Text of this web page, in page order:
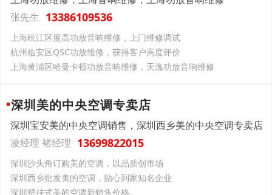
张先生 13386109536
上海松江区度高功放音响维修，上门维修调试
杭州临安区QSC功放维修，获得客户高度评价
上海黄浦区哈曼卡顿功放音响维修，天逸功放音响维修
深圳美的中央空调专卖店
深圳宝安美的中央空调销售，深圳西乡美的中央空调专卖店
凌经理 褚经理 13699822015
深圳沙头角订购美的空调，以品质创市场
深圳西乡批发美的空调，贴心到家知名企业
深圳壁挂式美的空调新销售价格